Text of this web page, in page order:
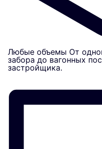
Любые объемы От
забора до вагонных
застройщика.